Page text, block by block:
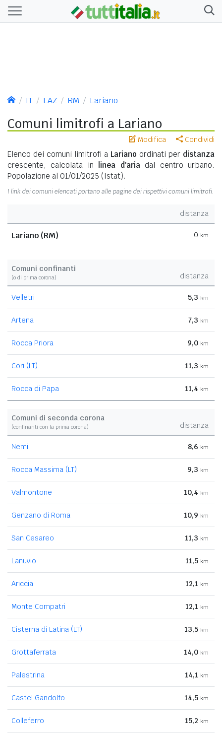
IT LAZ RM Lariano
Comuni limitrofi a Lariano
Modifica Condividi
Elenco dei comuni limitrofi a Lariano ordinati per distanza
crescente, calcolata in
linea d'aria dal centro urbano.
Popolazione al 01/01/2025 (Istat).
I link dei comuni elencati portano alle pagine dei rispettivi comuni limitrofi.
distanza
Lariano (RM) 0 km
Comuni confinanti
(o di prima corona) distanza
Velletri 5,3 km
Artena 7,3 km
Rocca Priora 9,0 km
Cori (LT) 11,3 km
Rocca di Papa 11,4 km
Comuni di seconda corona
(confinanti con la prima corona) distanza
Nemi 8,6 km
Rocca Massima (LT) 9,3 km
Valmontone 10,4 km
Genzano di Roma 10,9 km
San Cesareo 11,3 km
Lanuvio 11,5 km
Ariccia 12,1 km
Monte Compatri 12,1 km
Cisterna di Latina (LT) 13,5 km
Grottaferrata 14,0 km
Palestrina 14,1 km
Castel Gandolfo 14,5 km
Colleferro 15,2 km